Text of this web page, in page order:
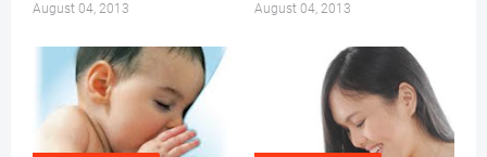
August 04, 2013 August 04, 2013